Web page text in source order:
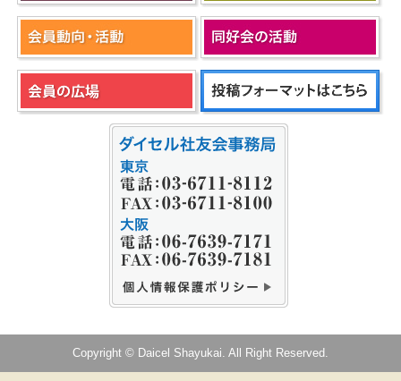
Copyright © Daicel Shayukai. All Right Reserved.